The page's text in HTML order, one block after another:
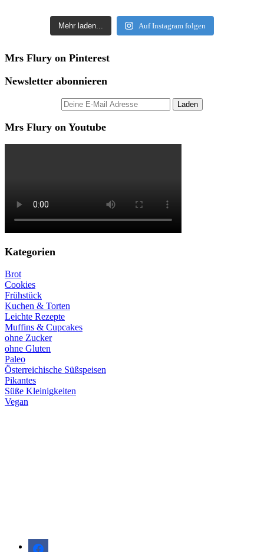
Mehr laden... Auf Instagram folgen
Mrs Flury on Pinterest
Newsletter abonnieren
Mrs Flury on Youtube
Kategorien
Brot
Cookies
Frühstück
Kuchen & Torten
Leichte Rezepte
Muffins & Cupcakes
ohne Zucker
ohne Gluten
Paleo
Österreichische Süßspeisen
Pikantes
Süße Kleinigkeiten
Vegan
facebook